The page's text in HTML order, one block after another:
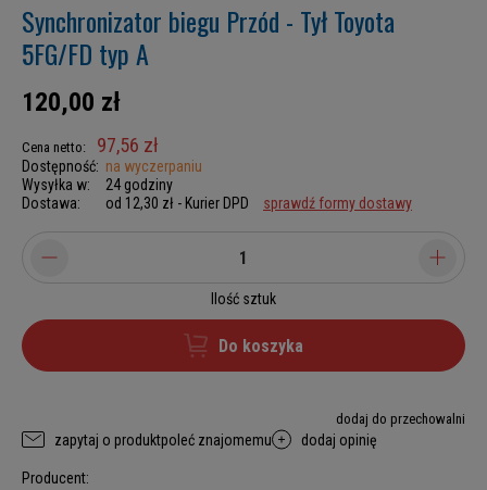
Synchronizator biegu Przód - Tył Toyota
5FG/FD typ A
120,00 zł
Cena netto: 97,56 zł
Dostępność: na wyczerpaniu
Wysyłka w:
24 godziny
Dostawa:
od 12,30 zł - Kurier DPD sprawdź formy dostawy
Ilość sztuk
Do koszyka
dodaj do przechowalni
zapytaj o produktpoleć znajomemu dodaj opinię
Producent: